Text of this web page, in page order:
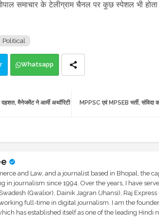
समाचार के टेलीग्राम चैनल पर कुछ स्पेशल भी
Political
Whatsapp
MPPSC एवं MPSEB भर्ती, संविदा
मैनेजमेंट ने आर्मी अथॉरिटी
and Law, and a journalist based in Bhopal, the
in journalism since 1994. Over the years, I have
(Gwalior), Dainik Jagran (Jhansi), Raj Express
working full-time in digital journalism. I am the
has established itself as one of the leading Hindi